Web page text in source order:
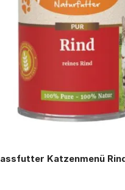
Katzenmenü